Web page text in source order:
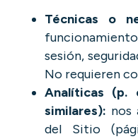
Técnicas o
sesión,
No requieren
Analíticas (p.
similares): nos
del Sitio